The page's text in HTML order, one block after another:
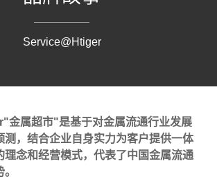
Service@Htiger
金属超市"是基于对金属流通行业发展
测，结合企业自身实力为客户提供一体
理念和经营模式，代表了中国金属流通